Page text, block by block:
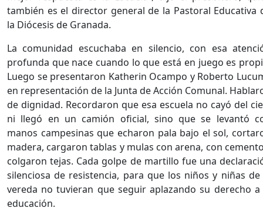
también es el director general de la Pastoral Educativa
la Diócesis de Granada.
La comunidad escuchaba en silencio, con esa
profunda que nace cuando lo que está en juego es
Luego se presentaron Katherin Ocampo y Roberto
en representación de la Junta de Acción Comunal.
de dignidad. Recordaron que esa escuela no cayó del
ni llegó en un camión oficial, sino que se levantó
manos campesinas que echaron pala bajo el sol,
madera, cargaron tablas y mulas con arena, con
colgaron tejas. Cada golpe de martillo fue una
silenciosa de resistencia, para que los niños y niñas de
vereda no tuvieran que seguir aplazando su derecho a
educación.